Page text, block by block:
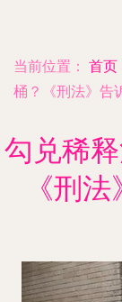
当前位置： 首页
桶？《刑法》告
勾兑稀
《刑